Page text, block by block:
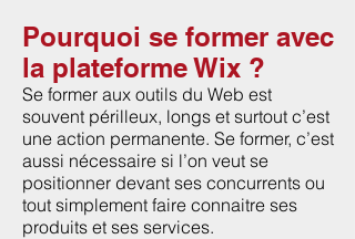
Pourquoi se former avec
la plateforme Wix ?
Se former aux outils du Web est
souvent périlleux, longs et surtout c’est
une action permanente. Se former, c’est
aussi nécessaire si l’on veut se
positionner devant ses concurrents ou
tout simplement faire connaitre ses
produits et ses services.